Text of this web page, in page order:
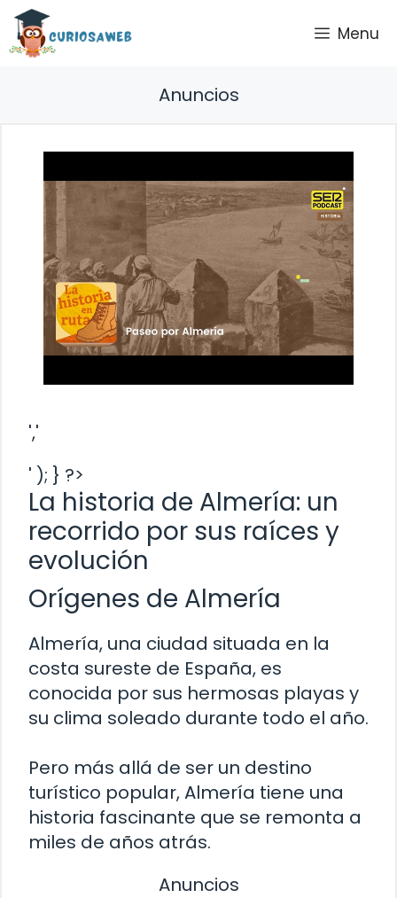
Saltar
contenido
Menu
Anuncios
','
' ); } ?>
La historia de Almería: un
recorrido por sus raíces y
evolución
Orígenes de Almería
Almería, una ciudad situada en la
costa sureste de España, es
conocida por sus hermosas playas y
su clima soleado durante todo el año.
Pero más allá de ser un destino
turístico popular, Almería tiene una
historia fascinante que se remonta a
miles de años atrás.
Anuncios